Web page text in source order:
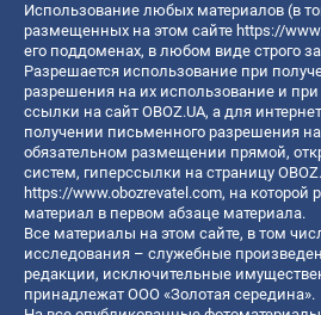
Использование любых материалов (в
размещенных на этом сайте https://
его поддоменах, в любом виде строго
Разрешается использование при
разрешения на их использование и при
ссылки на сайт OBOZ.UA, а для
получении письменного разрешения
обязательном размещении прямой,
систем, гиперссылки на страницу
https://www.obozrevatel.com, на которой
материал в первом абзаце материала.
Все материалы на этом сайте, в том
исследования – служебные
редакции, исключительные
принадлежат ООО «Золотая середина».